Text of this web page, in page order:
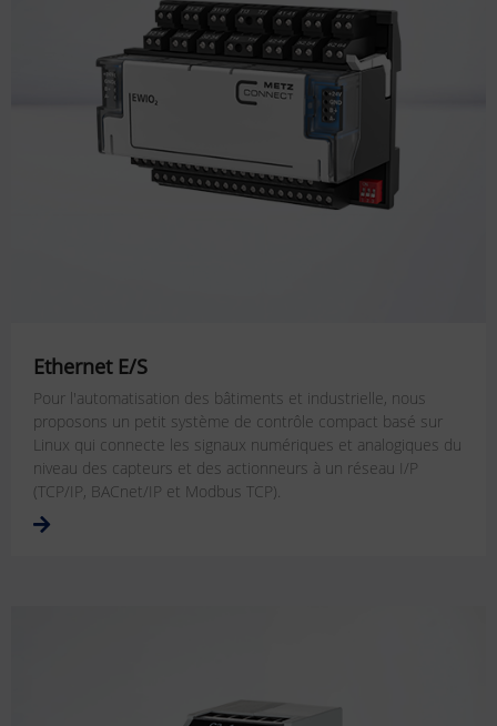
Ethernet E/S
Pour l'automatisation des bâtiments et industrielle, nous
proposons un petit système de contrôle compact basé sur
Linux qui connecte les signaux numériques et analogiques du
niveau des capteurs et des actionneurs à un réseau I/P
(TCP/IP, BACnet/IP et Modbus TCP).